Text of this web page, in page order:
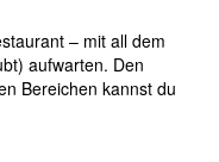
– mit all dem
aufwarten. Den
Bereichen kannst du